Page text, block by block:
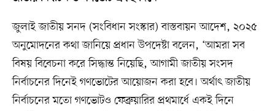
জুলাই জাতীয় সনদ (সংবিধান সংস্কার) বাস্তবায়ন আদেশ, ২০২৫
অনুমোদনের কথা জানিয়ে প্রধান উপদেষ্টা বলেন, ‘আমরা সব
বিষয় বিবেচনা করে সিদ্ধান্ত নিয়েছি, আগামী জাতীয় সংসদ
নির্বাচনের দিনেই গণভোটের আয়োজন করা হবে। অর্থাৎ জাতীয়
নির্বাচনের মতো গণভোটও ফেব্রুয়ারির প্রথমার্ধে একই দিনে